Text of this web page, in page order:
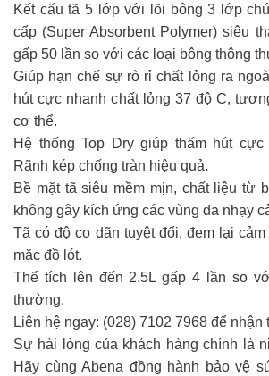
Kết cấu tã 5 lớp với lõi bông 3 lớp
cấp (Super Absorbent Polymer) siêu
gấp 50 lần so với các loại bông thông
Giúp hạn chế sự rò rỉ chất lỏng ra
hút cực nhanh chất lỏng 37 độ C,
cơ thể.
Hệ thống Top Dry giúp thấm hút cực
Rãnh kép chống tràn hiệu quả.
Bề mặt tã siêu mềm mịn, chất liệu từ
không gây kích ứng các vùng da nhạy
Tã có độ co dãn tuyệt đối, đem lại
mặc đồ lót.
Thể tích lên đến 2.5L gấp 4 lần so
thường.
Liên hệ ngay: (028) 7102 7968 để
Sự hài lòng của khách hàng chính là
Hãy cùng Abena đồng hành bảo vệ